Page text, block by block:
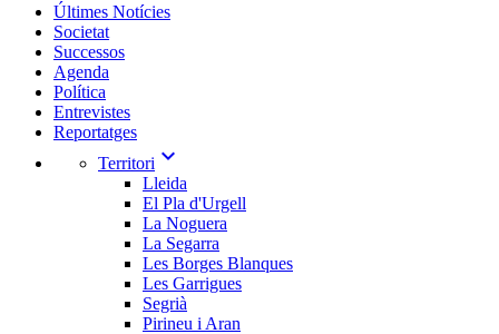
Últimes Notícies
Societat
Successos
Agenda
Política
Entrevistes
Reportatges
Territori expand_more
Lleida
El Pla d'Urgell
La Noguera
La Segarra
Les Borges Blanques
Les Garrigues
Segrià
Pirineu i Aran